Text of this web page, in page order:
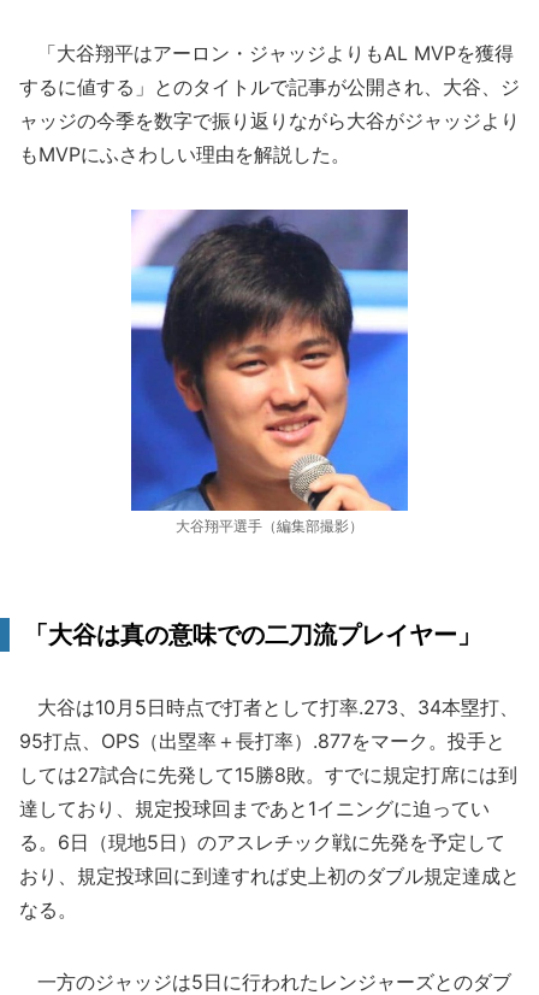
「大谷翔平はアーロン・ジャッジよりもAL MVPを獲得
するに値する」とのタイトルで記事が公開され、大谷、ジ
ャッジの今季を数字で振り返りながら大谷がジャッジより
もMVPにふさわしい理由を解説した。
大谷翔平選手（編集部撮影）
「大谷は真の意味での二刀流プレイヤー」
大谷は10月5日時点で打者として打率.273、34本塁打、
95打点、OPS（出塁率＋長打率）.877をマーク。投手と
しては27試合に先発して15勝8敗。すでに規定打席には到
達しており、規定投球回まであと1イニングに迫ってい
る。6日（現地5日）のアスレチック戦に先発を予定して
おり、規定投球回に到達すれば史上初のダブル規定達成と
なる。
一方のジャッジは5日に行われたレンジャーズとのダブ